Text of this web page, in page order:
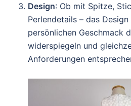
Design: Ob mit Spitze,
Perlendetails – das
persönlichen Geschmack
widerspiegeln und
Anforderungen